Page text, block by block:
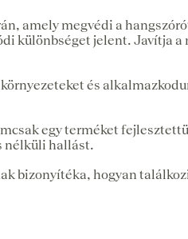
amely megvédi a
különbséget jelent. Javítja a
és
egy terméket
nélküli hallást.
bizonyítéka, hogyan